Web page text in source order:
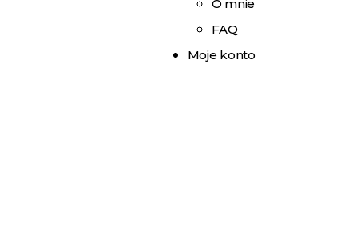
O mnie
FAQ
Moje konto